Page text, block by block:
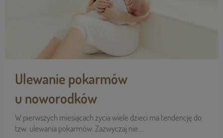
Ulewanie pokarmów
u noworodków
W pierwszych miesiącach życia wiele dzieci ma tendencję do
tzw. ulewania pokarmów. Zazwyczaj nie ...